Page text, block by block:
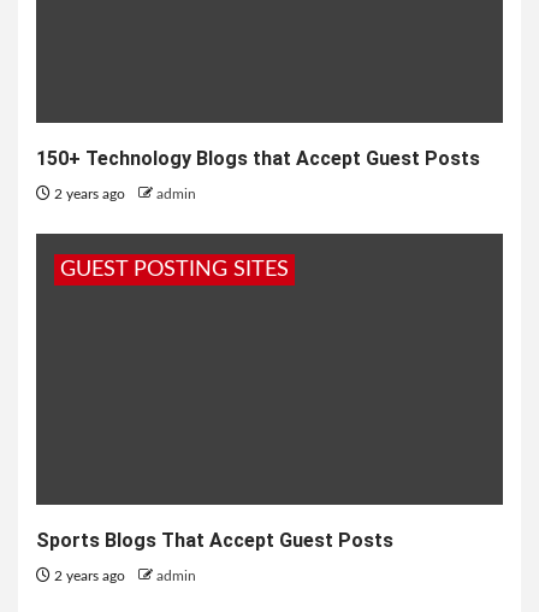
150+ Technology Blogs that Accept Guest Posts
2 years ago admin
GUEST POSTING SITES
Sports Blogs That Accept Guest Posts
2 years ago admin